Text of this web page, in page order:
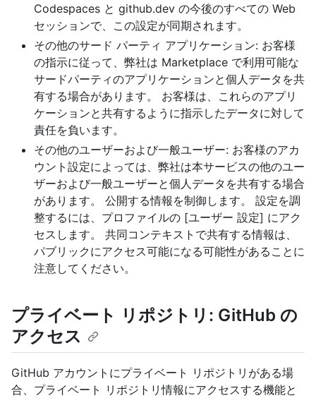
Codespaces と github.dev の今後のすべての Web
セッションで、この設定が同期されます。
その他のサード パーティ アプリケーション: お客様
の指示に従って、弊社は Marketplace で利用可能な
サードパーティのアプリケーションと個人データを共
有する場合があります。 お客様は、これらのアプリ
ケーションと共有するように指示したデータに対して
責任を負います。
その他のユーザーおよび一般ユーザー: お客様のアカ
ウント設定によっては、弊社は本サービスの他のユー
ザーおよび一般ユーザーと個人データを共有する場合
があります。 公開する情報を制御します。 設定を調
整するには、プロファイルの [ユーザー 設定] にアク
セスします。 共同コンテキストで共有する情報は、
パブリックにアクセス可能になる可能性があることに
注意してください。
プライベート リポジトリ: GitHub の
アクセス
GitHub アカウントにプライベート リポジトリがある場
合、プライベート リポジトリ情報にアクセスする機能と